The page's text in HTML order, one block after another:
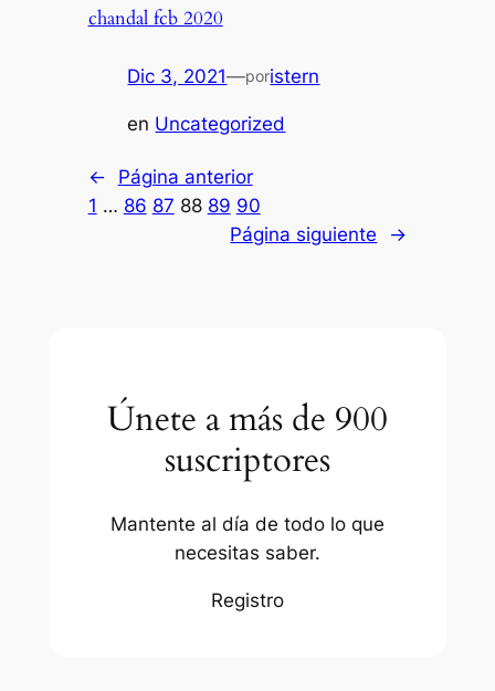
chandal fcb 2020
Dic 3, 2021—poristern
en Uncategorized
←
Página anterior
1 … 86 87 88 89 90
Página siguiente
→
Únete a más de 900
suscriptores
Mantente al día de todo lo que
necesitas saber.
Registro